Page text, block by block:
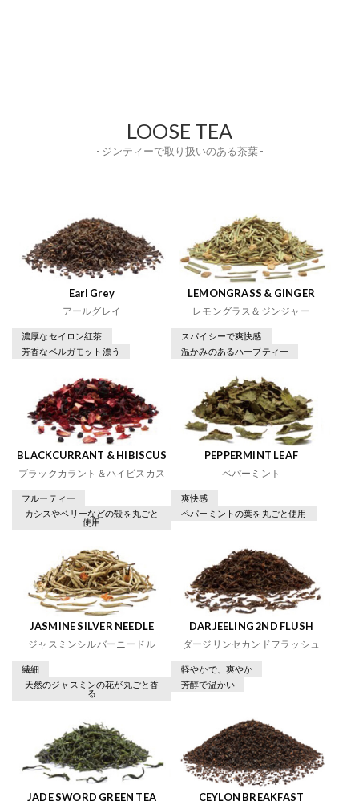
LOOSE TEA
- ジンティーで取り扱いのある茶葉 -
Earl Grey
アールグレイ
濃厚なセイロン紅茶
芳香なベルガモット漂う
LEMONGRASS & GINGER
レモングラス＆ジンジャー
スパイシーで爽快感
温かみのあるハーブティー
BLACKCURRANT & HIBISCUS
ブラックカラント＆ハイビスカス
フルーティー
カシスやベリーなどの殻を丸ごと
使用
PEPPERMINT LEAF
ペパーミント
爽快感
ペパーミントの葉を丸ごと使用
JASMINE SILVER NEEDLE
ジャスミンシルバーニードル
繊細
天然のジャスミンの花が丸ごと香
る
DARJEELING 2ND FLUSH
ダージリンセカンドフラッシュ
軽やかで、爽やか
芳醇で温かい
JADE SWORD GREEN TEA CEYLON BREAKFAST